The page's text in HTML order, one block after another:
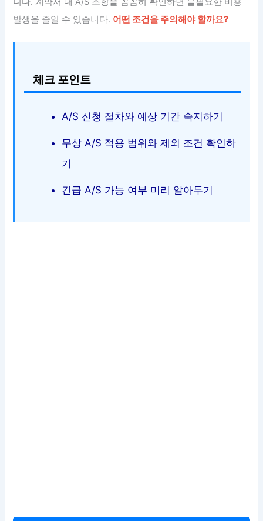
발생을 줄일 수 있습니다. 어떤 조건을 주의해야 할까요?
체크 포인트
A/S 신청 절차와 예상 기간 숙지하기
무상 A/S 적용 범위와 제외 조건 확인하
기
긴급 A/S 가능 여부 미리 알아두기